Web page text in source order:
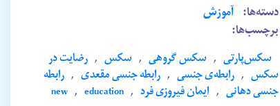
دسته‌ها: آموزش
برچسب‌ها:
سکس‌پارتی , سکس گروهی , سکس , رضایت در
سکس , رابطه‌ی جنسی , رابطه جنسی مقعدی , رابطه
جنسی دهانی , ایمان فیروزی فرد ,
new , education